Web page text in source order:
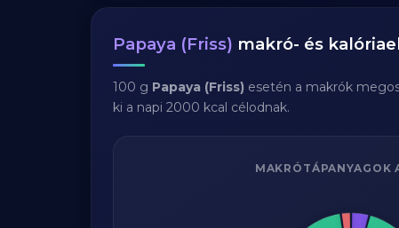
Papaya (Friss) makró- és
100 g Papaya (Friss) esetén a makrók
ki a napi 2000 kcal célodnak.
MAKRÓTÁPANYAGOK